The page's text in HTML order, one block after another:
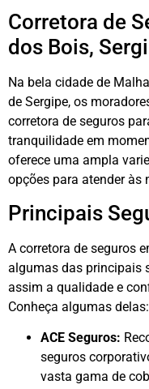
Corretora de
dos Bois,
Na bela cidade de
de Sergipe, os
corretora de seguros
tranquilidade em
oferece uma ampla
opções para atender às
Principais
A corretora de seguros
algumas das principais
assim a qualidade e
Conheça algumas delas:
ACE Seguros:
seguros
vasta gama de